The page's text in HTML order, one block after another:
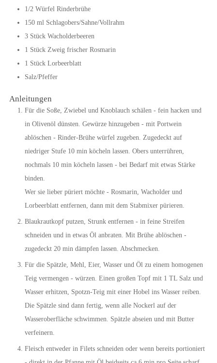
1/2 Würfel Rinderbrühe
150 ml Schlagobers/Sahne/Vollrahm
3 Stück Wacholderbeeren
1 Stück Zweig frischer Rosmarin
1 Stück Lorbeerblatt
Salz/Pfeffer
Anleitungen
Für die Soße, Zwiebel und Knoblauch schälen - fein hacken und
in Olivenöl dünsten. Gewürze hinzugeben - mit Portwein
ablöschen - Rinder-Brühe würfel zugeben. Zugedeckt auf
niedriger Stufe 10 min köcheln lassen. Obers unterrühren,
nochmals 10 min köcheln lassen - bei Bedarf mit etwas Stärke
binden.
Wer sie lieber püriert möchte - Rosmarin, Wacholder und
Lorbeerblatt entfernen, dann mit dem Stabmixer pürieren.
Blaukrautkopf putzen, Strunk entfernen - in feine Streifen
schneiden und in etwas Öl anbraten. Mit Brühe ablöschen -
zugedeckt 20 min dämpfen lassen. Abschmecken.
Für die Spätzle, Mehl, Eier, Wasser und Öl zu einem homogenen
Teig vermengen - würzen. Einen großen Topf mit 1 TL Salz und
Wasser erhitzen, Spotzn-Teig mit einer Hobel ins Wasser reiben.
Die Spätzle sind dann fertig, wenn alle Nockerl auf der
Wasseroberfläche schwimmen. Spätzle abseien und mit Butter
verfeinern.
Fleisch entweder in Filets schneiden oder wenn bereits portioniert